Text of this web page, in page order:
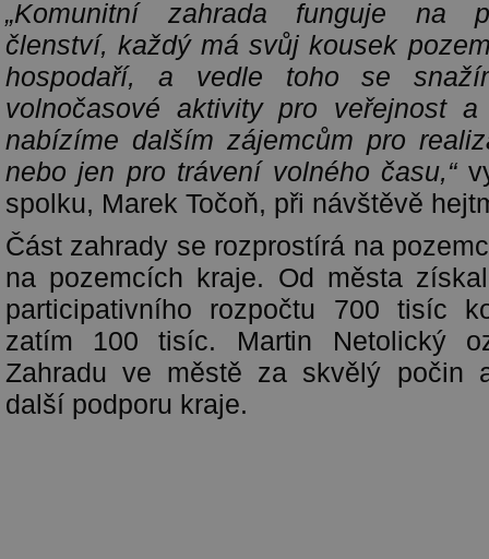
„Komunitní zahrada funguje na
členství, každý má svůj kousek
hospodaří, a vedle toho se
volnočasové aktivity pro veřejnost a
nabízíme dalším zájemcům pro
nebo jen pro trávení volného času,“
spolku, Marek Točoň, při návštěvě
Část zahrady se rozprostírá na
na pozemcích kraje. Od města
participativního rozpočtu 700 tisíc
zatím 100 tisíc. Martin Netolický
Zahradu ve městě za skvělý počin
další podporu kraje.